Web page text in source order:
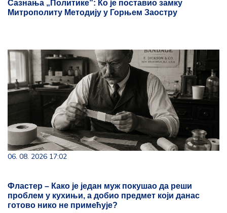
Сазнања „Политике”: Ко је поставио замку
Митрополиту Методију у Горњем Заостру
06. 08. 2026 17:02
Фластер – Како је један муж покушао да реши
проблем у кухињи, а добио предмет који данас
готово нико не примећује?